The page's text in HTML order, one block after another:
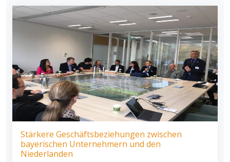
Stärkere Geschäftsbeziehungen zwischen
bayerischen Unternehmern und den
Niederlanden